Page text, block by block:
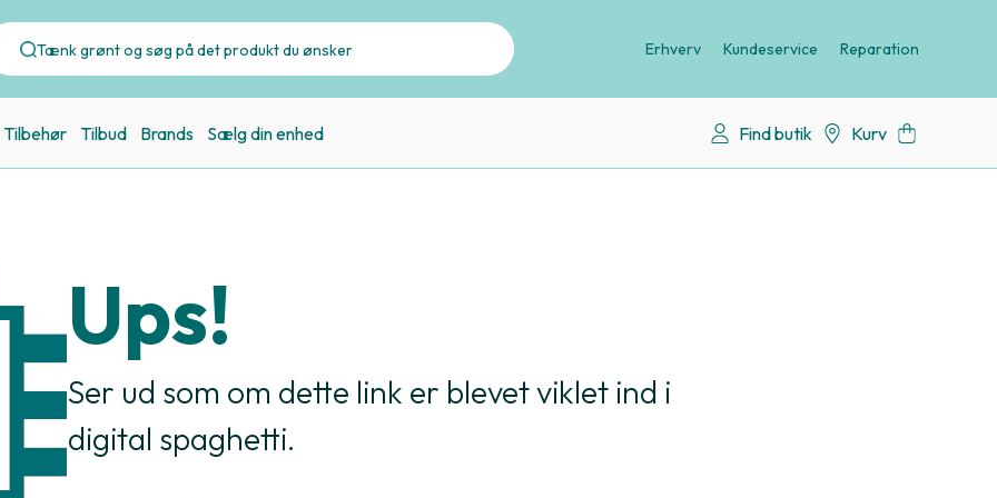
Erhverv Kundeservice Reparation
Tilbehør Tilbud Brands Sælg din enhed Find butik Kurv
Ups!
Ser ud som om dette link er blevet viklet ind i
digital spaghetti.